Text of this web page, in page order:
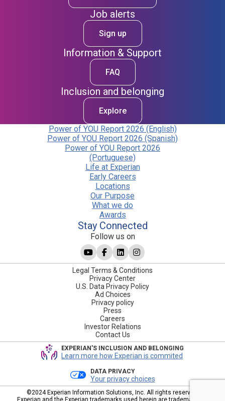
Job alerts
Sign up
Information & Support
FAQ
Inclusion and belonging
Explore
Power of YOU Report 2026 (English)
Power of YOU Report 2026 (Spanish)
Power of YOU Report 2026
(Portuguese)
Life at Experian
Early Careers
Locations
Our Purpose
What we do
Awards
Stay Connected
Follow us on
Legal Terms & Conditions
Privacy Center
U.S. Data Privacy Policy
Ad Choices
Privacy policy
Press
Careers
Investor Relations
Contact Us
EXPERIAN'S INCLUSION AND BELONGING
Learn more how Experian is commited
DATA PRIVACY
Your privacy choices
©2024 Experian Information Solutions, Inc. All rights reserved.
Experian and the Experian trademarks used herein are trademarks or